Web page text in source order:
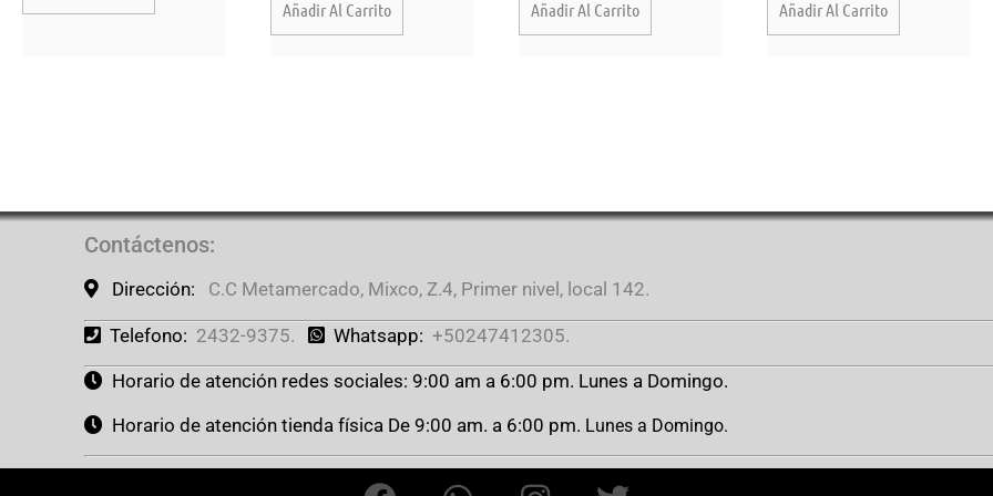
Añadir Al Carrito Añadir Al Carrito Añadir Al Carrito
Contáctenos:
Dirección: C.C Metamercado, Mixco, Z.4, Primer nivel, local 142.
Telefono: 2432-9375. Whatsapp: +50247412305.
Horario de atención redes sociales: 9:00 am a 6:00 pm. Lunes a Domingo.
Horario de atención tienda física De 9:00 am. a 6:00 pm. Lunes a Domingo.